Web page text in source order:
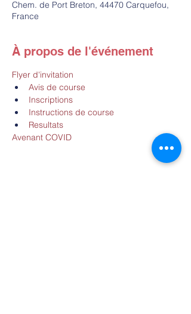
Chem. de Port Breton, 44470 Carquefou,
France
À propos de l'événement
Flyer d'invitation
Avis de course
Inscriptions
Instructions de course
Resultats
Avenant COVID